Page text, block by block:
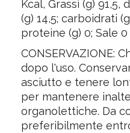
Kcal, Grassi (g) 91,5,
(g) 14,5; carboidrati
proteine (g) 0; Sale 0
CONSERVAZIONE:
dopo l'uso.
asciutto e tenere
per mantenere
organolettiche. Da
preferibilmente